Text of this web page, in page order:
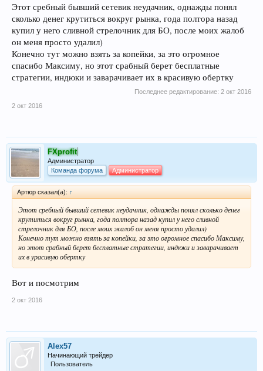
Этот сребный бывший сетевик неудачник, однажды понял
сколько денег крутиться вокруг рынка, года полтора назад
купил у него сливной стрелочник для БО, после моих жалоб
он меня просто удалил)
Конечно тут можно взять за копейки, за это огромное
спасибо Максиму, но этот срабный берет бесплатные
стратегии, индюки и заварачивает их в красивую обертку
Последнее редактирование: 2 окт 2016
2 окт 2016
FXprofit
Администратор
Команда форума
Администратор
Артюр сказал(а): ↑
Этот сребный бывший сетевик неудачник, однажды понял сколько денег
крутиться вокруг рынка, года полтора назад купил у него сливной
стрелочник для БО, после моих жалоб он меня просто удалил)
Конечно тут можно взять за копейки, за это огромное спасибо Максиму,
но этот срабный берет бесплатные стратегии, индюки и заварачивает
их в урасивую обертку
Вот и посмотрим
2 окт 2016
Alex57
Начинающий трейдер
Пользователь